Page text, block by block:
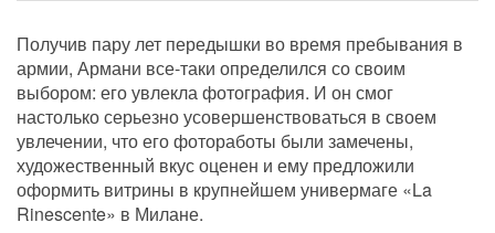
Получив пару лет передышки во время пребывания в
армии, Армани все-таки определился со своим
выбором: его увлекла фотография. И он смог
настолько серьезно усовершенствоваться в своем
увлечении, что его фотоработы были замечены,
художественный вкус оценен и ему предложили
оформить витрины в крупнейшем универмаге «La
Rinescente» в Милане.